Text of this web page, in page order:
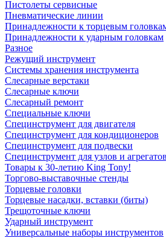
Пистолеты сервисные
Пневматические линии
Принадлежности к торцевым
Принадлежности к ударным головкам
Разное
Режущий инструмент
Системы хранения инструмента
Слесарные верстаки
Слесарные ключи
Слесарный ремонт
Специальные ключи
Специнструмент для двигателя
Специнструмент для кондиционеров
Специнструмент для подвески
Специнструмент для узлов и агрегатов
Товары к 30-летию King Tony!
Торгово-выставочные стенды
Торцевые головки
Торцевые насадки, вставки (биты)
Трещоточные ключи
Ударный инструмент
Универсальные наборы инструментов